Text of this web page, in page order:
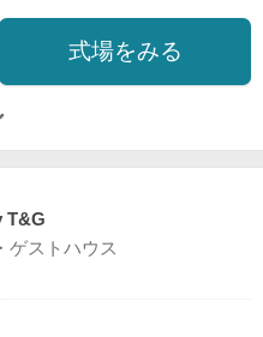
式場をみる
T&G
ゲストハウス